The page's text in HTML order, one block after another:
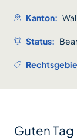
Kanton:
Status:
Guten Tag